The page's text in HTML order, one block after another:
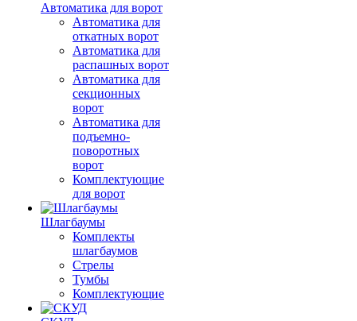
Автоматика для ворот
Автоматика для
откатных ворот
Автоматика для
распашных ворот
Автоматика для
секционных
ворот
Автоматика для
подъемно-
поворотных
ворот
Комплектующие
для ворот
Шлагбаумы
Комплекты
шлагбаумов
Стрелы
Тумбы
Комплектующие